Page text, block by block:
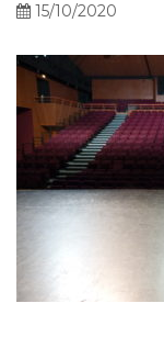
15/10/2020